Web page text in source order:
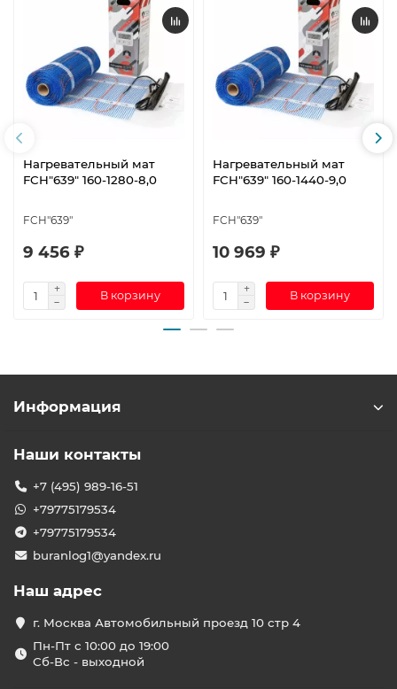
Нагревательный мат
FCH"639" 160-1280-8,0
FCH"639"
9 456 ₽
В корзину
Нагревательный мат
FCH"639" 160-1440-9,0
FCH"639"
10 969 ₽
В корзину
Информация
Наши контакты
+7 (495) 989-16-51
+79775179534
+79775179534
buranlog1@yandex.ru
Наш адрес
г. Москва Автомобильный проезд 10 стр 4
Пн-Пт с 10:00 до 19:00
Сб-Вс - выходной